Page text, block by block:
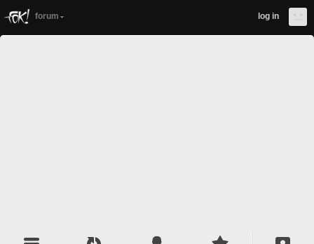
forum log in